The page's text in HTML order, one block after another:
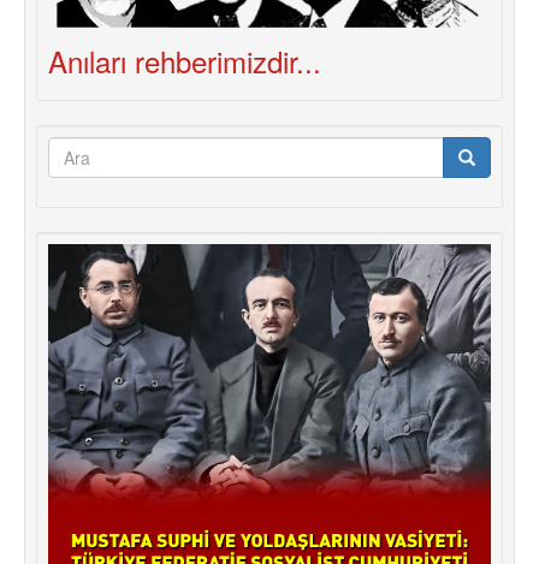
Anıları rehberimizdir...
Arama